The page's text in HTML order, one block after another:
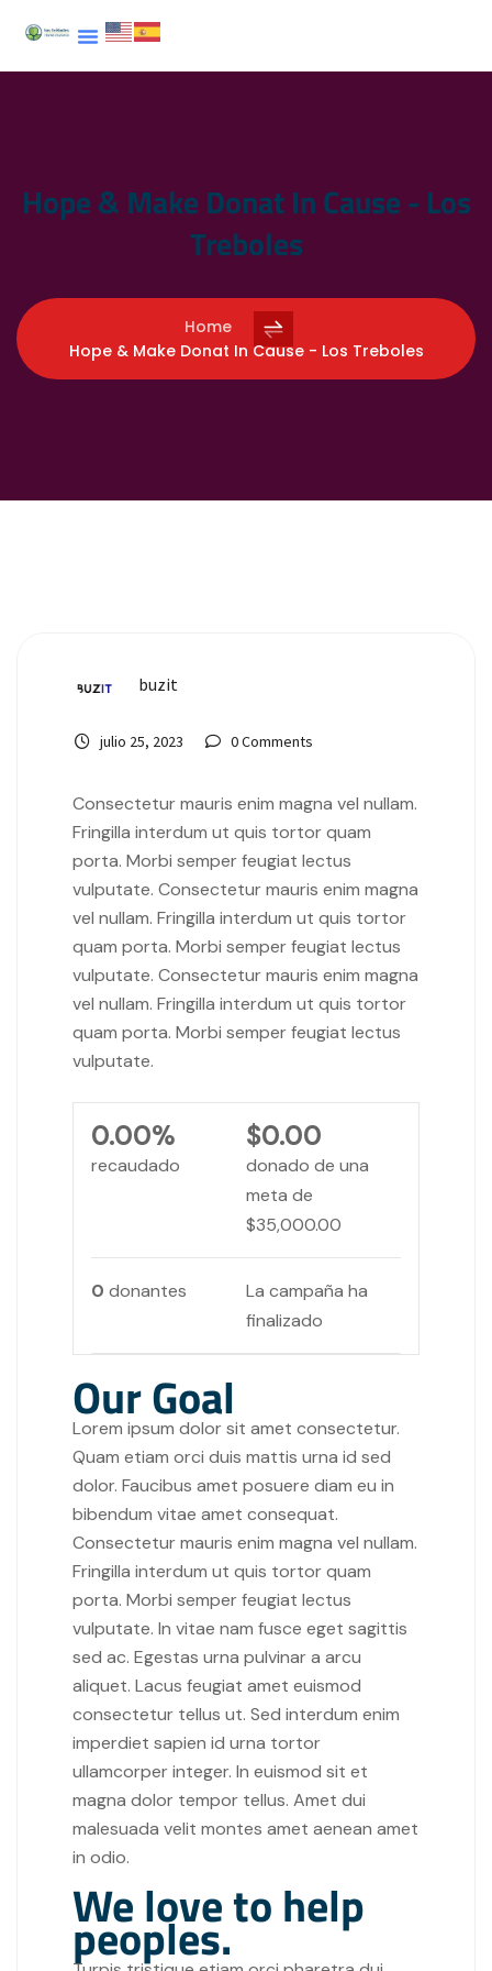
Hope & Make Donat In Cause - Los
Treboles
Home
Hope & Make Donat In Cause - Los Treboles
buzit
julio 25, 2023 0 Comments
Consectetur mauris enim magna vel nullam.
Fringilla interdum ut quis tortor quam
porta. Morbi semper feugiat lectus
vulputate. Consectetur mauris enim magna
vel nullam. Fringilla interdum ut quis tortor
quam porta. Morbi semper feugiat lectus
vulputate. Consectetur mauris enim magna
vel nullam. Fringilla interdum ut quis tortor
quam porta. Morbi semper feugiat lectus
vulputate.
0.00%
recaudado
$0.00
donado de una
meta de
$35,000.00
0 donantes
La campaña ha
finalizado
Our Goal
Lorem ipsum dolor sit amet consectetur.
Quam etiam orci duis mattis urna id sed
dolor. Faucibus amet posuere diam eu in
bibendum vitae amet consequat.
Consectetur mauris enim magna vel nullam.
Fringilla interdum ut quis tortor quam
porta. Morbi semper feugiat lectus
vulputate. In vitae nam fusce eget sagittis
sed ac. Egestas urna pulvinar a arcu
aliquet. Lacus feugiat amet euismod
consectetur tellus ut. Sed interdum enim
imperdiet sapien id urna tortor
ullamcorper integer. In euismod sit et
magna dolor tempor tellus. Amet dui
malesuada velit montes amet aenean amet
in odio.
We love to help
peoples.